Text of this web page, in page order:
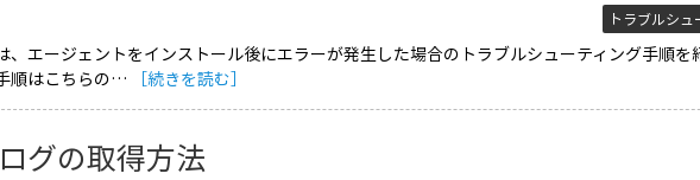
トラブルシ
、エージェントをインストール後にエラーが発生した場合のトラブルシューティング手順を
順はこちらの…
［続きを読む］
グの取得方法